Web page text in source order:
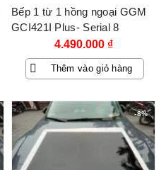
Bếp 1 từ 1 hồng ngoại GGM
GCI421I Plus- Serial 8
4.490.000 ₫
Thêm vào giỏ hàng
-8%